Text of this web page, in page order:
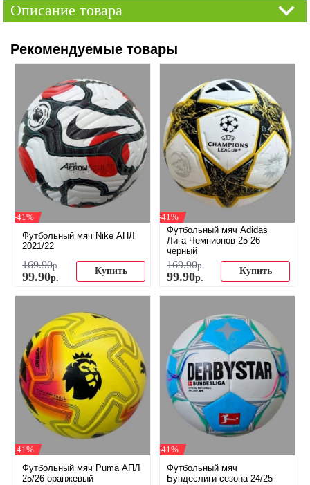
Описание товара
Рекомендуемые товары
-41%
Футбольный мяч Nike АПЛ
2021/22
169.90р.
99.90р.
Купить
-41%
Футбольный мяч Adidas
Лига Чемпионов 25-26
черный
169.90р.
99.90р.
Купить
-41%
Футбольный мяч Puma АПЛ
25/26 оранжевый
-41%
Футбольный мяч
Бундеслиги сезона 24/25